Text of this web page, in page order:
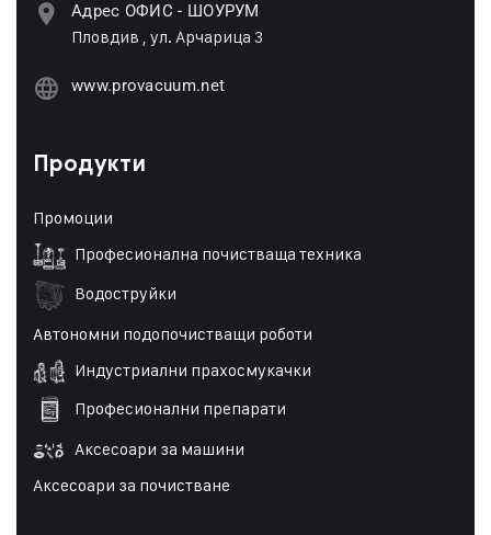
Адрес ОФИС - ШОУРУМ
Пловдив , ул. Арчарица 3
www.provacuum.net
Продукти
Промоции
Професионална почистваща техника
Водоструйки
Автономни подопочистващи роботи
Индустриални прахосмукачки
Професионални препарати
Аксесоари за машини
Аксесоари за почистване